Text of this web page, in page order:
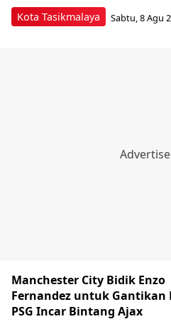
Kota Tasikmalaya Sabtu, 8 Agu
Manchester City Bidik Enzo
Fernandez untuk Gantikan
PSG Incar Bintang Ajax